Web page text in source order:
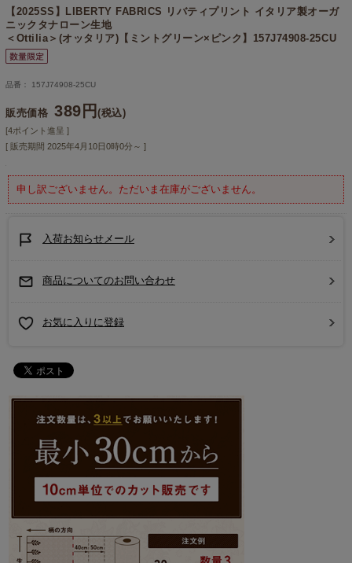
【2025SS】
LIBERTY FABRICS リバティプリント イタリア製オーガ
ニックタナローン生地
＜Ottilia＞(オッタリア)【ミントグリーン×ピンク】157J74908-25CU
品番： 157J74908-25CU
販売価格 389円(税込)
[4ポイント進呈 ]
[ 販売期間 2025年4月10日0時0分 ～ ]
申し訳ございません。ただいま在庫がございません。
入荷お知らせメール
商品についてのお問い合わせ
お気に入りに登録